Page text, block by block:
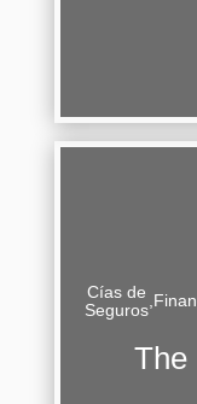
Cías de
Seguros,
The
1,000
Community.
vez